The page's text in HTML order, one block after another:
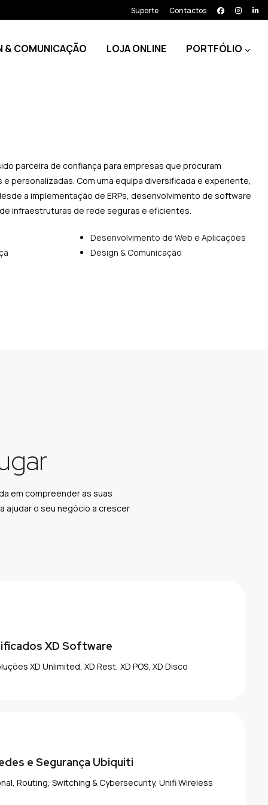
Suporte Contactos
& COMUNICAÇÃO LOJA ONLINE PORTFÓLIO
parceira de confiança para empresas que procuram
personalizadas. Com uma equipa diversificada e experiente,
a implementação de ERPs, desenvolvimento de software
infraestruturas de rede seguras e eficientes.
Desenvolvimento de Web e Aplicações
Design & Comunicação
em compreender as suas
ajudar o seu negócio a crescer
XD Software
XD Unlimited, XD Rest, XD POS, XD Disco
e Segurança Ubiquiti
Routing, Switching & Cybersecurity, Unifi Wireless